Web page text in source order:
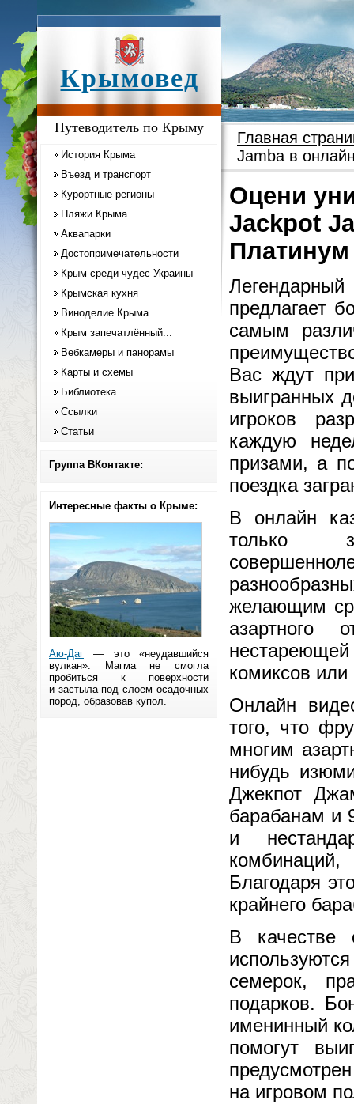
Крымовед
Путеводитель по Крыму
История Крыма
Въезд и транспорт
Курортные регионы
Пляжи Крыма
Аквапарки
Достопримечательности
Крым среди чудес Украины
Крымская кухня
Виноделие Крыма
Крым запечатлённый...
Вебкамеры и панорамы
Карты и схемы
Библиотека
Ссылки
Статьи
Группа ВКонтакте:
Интересные факты о Крыме:
Аю-Даг — это «неудавшийся
вулкан». Магма не смогла
пробиться к поверхности
и застыла под слоем осадочных
пород, образовав купол.
Главная
Jamba в
Оцени
Jackpot
Платинум
предлагает
самым
Вас ждут
выигранных
игроков
каждую
призами, а
поездка
В онлайн
только
желающим
азартного
комиксов
Онлайн
того, что
многим
нибудь
Джекпот
барабанам и
и
Благодаря
крайнего
В качестве
семерок,
подарков.
именинный
помогут
на игровом